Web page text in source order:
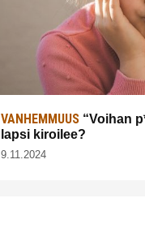
VANHEMMUUS “Voihan
lapsi kiroilee?
9.11.2024